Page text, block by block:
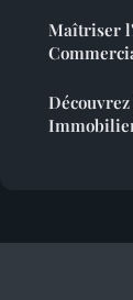
Maîtriser